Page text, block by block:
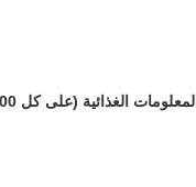
المعلومات الغذائية (على كل 100 غرام)